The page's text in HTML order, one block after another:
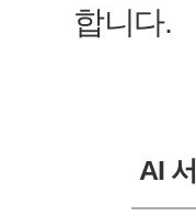
합니다.
AI